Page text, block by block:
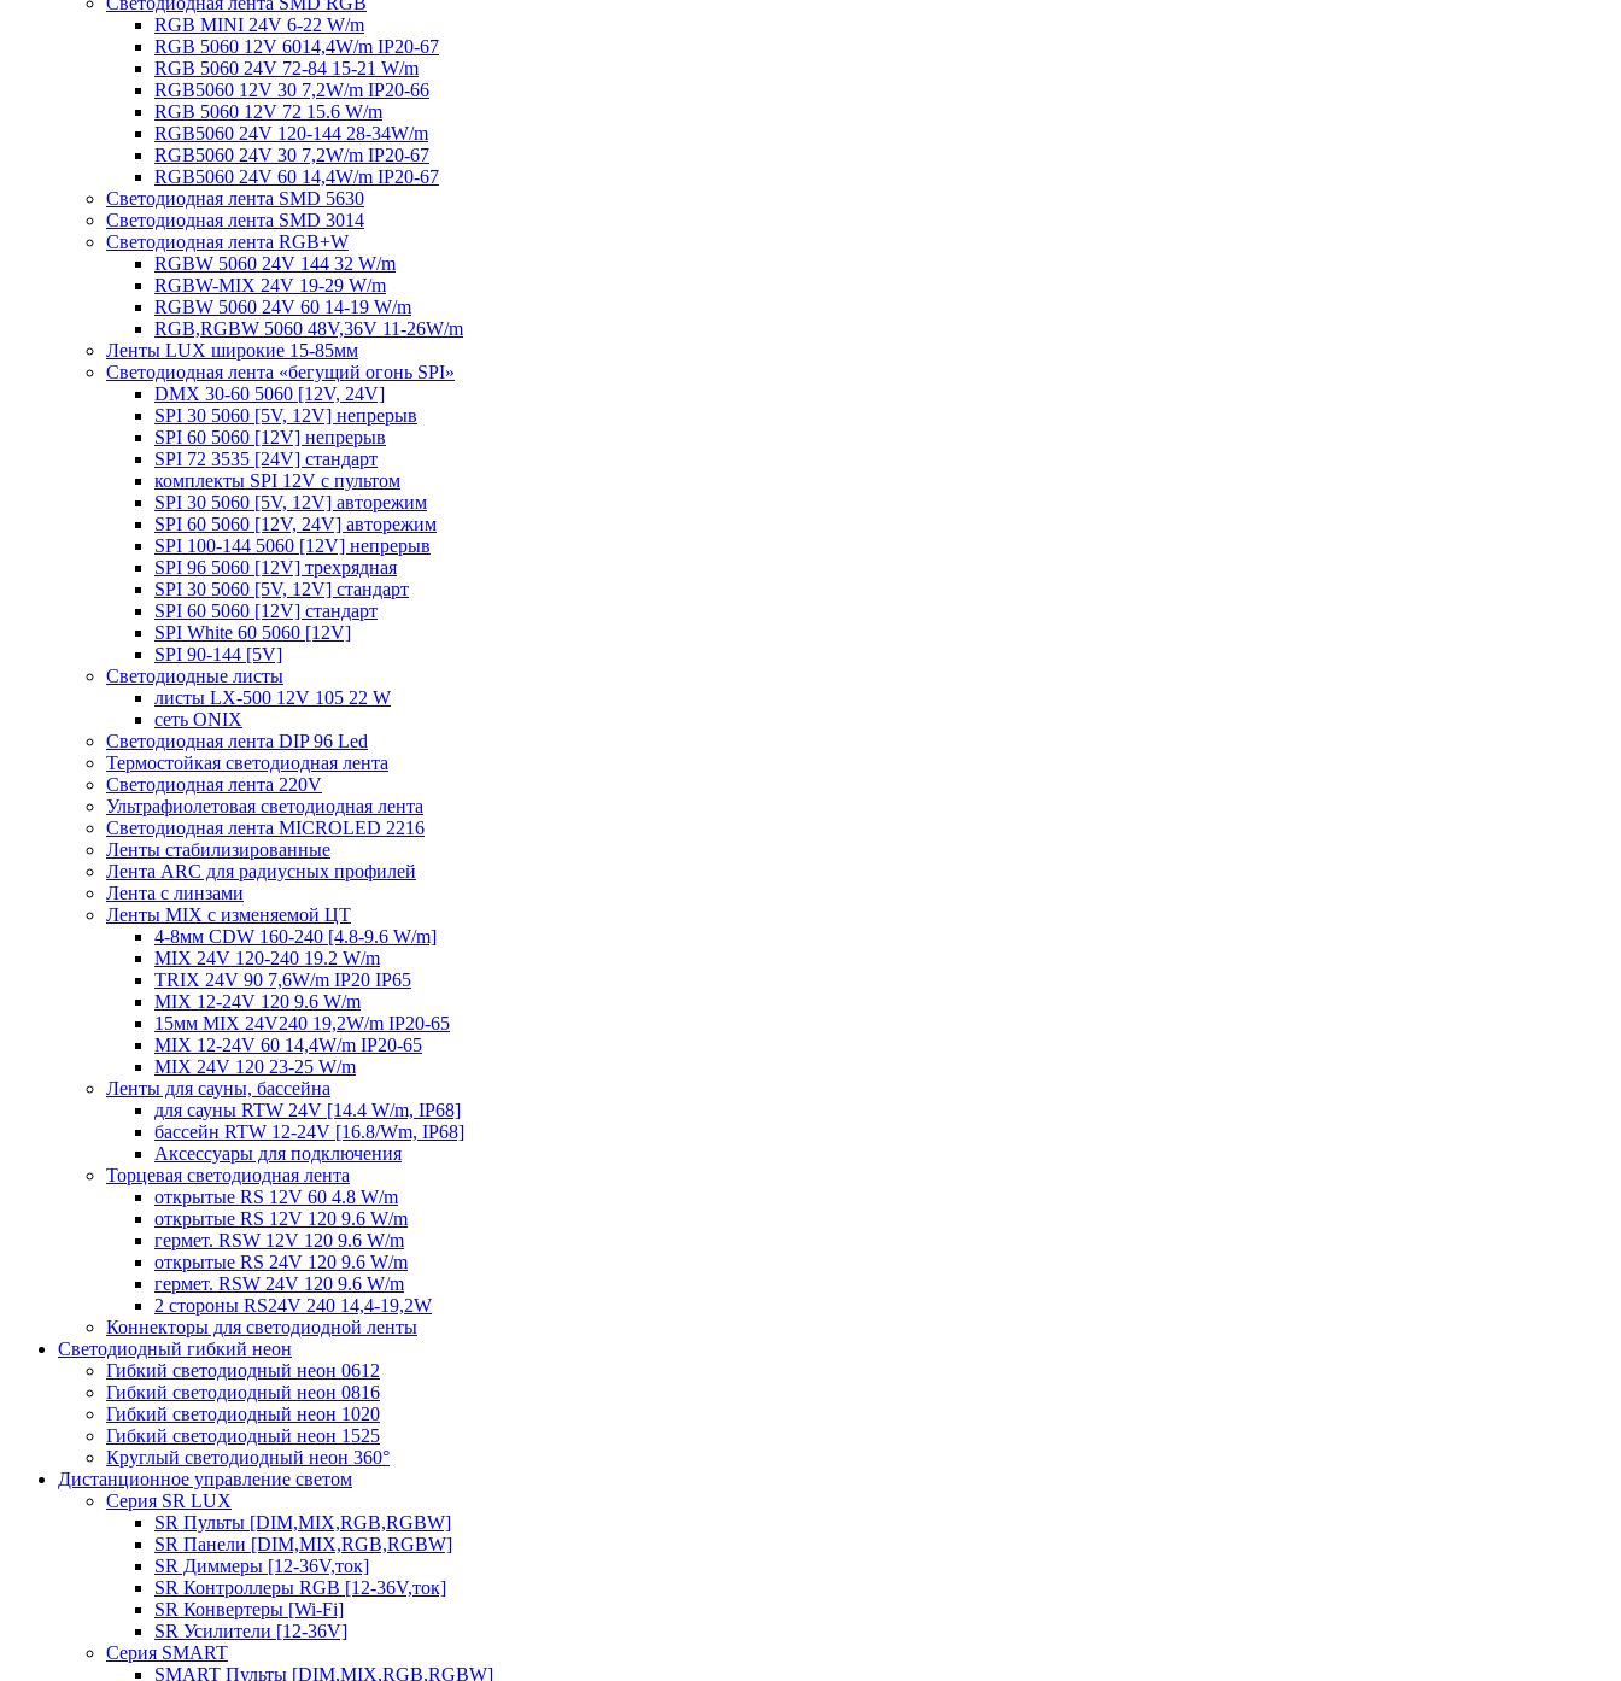
RGB MINI 24V 6-22 W/m
RGB 5060 12V 6014,4W/m IP20-67
RGB 5060 24V 72-84 15-21 W/m
RGB5060 12V 30 7,2W/m IP20-66
RGB 5060 12V 72 15.6 W/m
RGB5060 24V 120-144 28-34W/m
RGB5060 24V 30 7,2W/m IP20-67
RGB5060 24V 60 14,4W/m IP20-67
Светодиодная лента SMD 5630
Светодиодная лента SMD 3014
Светодиодная лента RGB+W
RGBW 5060 24V 144 32 W/m
RGBW-MIX 24V 19-29 W/m
RGBW 5060 24V 60 14-19 W/m
RGB,RGBW 5060 48V,36V 11-26W/m
Ленты LUX широкие 15-85мм
Светодиодная лента «бегущий огонь SPI»
DMX 30-60 5060 [12V, 24V]
SPI 30 5060 [5V, 12V] непрерыв
SPI 60 5060 [12V] непрерыв
SPI 72 3535 [24V] стандарт
комплекты SPI 12V с пультом
SPI 30 5060 [5V, 12V] авторежим
SPI 60 5060 [12V, 24V] авторежим
SPI 100-144 5060 [12V] непрерыв
SPI 96 5060 [12V] трехрядная
SPI 30 5060 [5V, 12V] стандарт
SPI 60 5060 [12V] стандарт
SPI White 60 5060 [12V]
SPI 90-144 [5V]
Светодиодные листы
листы LX-500 12V 105 22 W
сеть ONIX
Светодиодная лента DIP 96 Led
Термостойкая светодиодная лента
Светодиодная лента 220V
Ультрафиолетовая светодиодная лента
Светодиодная лента MICROLED 2216
Ленты стабилизированные
Лента ARC для радиусных профилей
Лента с линзами
Ленты MIX с изменяемой ЦТ
4-8мм CDW 160-240 [4.8-9.6 W/m]
MIX 24V 120-240 19.2 W/m
TRIX 24V 90 7,6W/m IP20 IP65
MIX 12-24V 120 9.6 W/m
15мм MIX 24V240 19,2W/m IP20-65
MIX 12-24V 60 14,4W/m IP20-65
MIX 24V 120 23-25 W/m
Ленты для сауны, бассейна
для сауны RTW 24V [14.4 W/m, IP68]
бассейн RTW 12-24V [16.8/Wm, IP68]
Аксессуары для подключения
Торцевая светодиодная лента
открытые RS 12V 60 4.8 W/m
открытые RS 12V 120 9.6 W/m
гермет. RSW 12V 120 9.6 W/m
открытые RS 24V 120 9.6 W/m
гермет. RSW 24V 120 9.6 W/m
2 стороны RS24V 240 14,4-19,2W
Коннекторы для светодиодной ленты
Светодиодный гибкий неон
Гибкий светодиодный неон 0612
Гибкий светодиодный неон 0816
Гибкий светодиодный неон 1020
Гибкий светодиодный неон 1525
Круглый светодиодный неон 360°
Дистанционное управление светом
Серия SR LUX
SR Пульты [DIM,MIX,RGB,RGBW]
SR Панели [DIM,MIX,RGB,RGBW]
SR Диммеры [12-36V,ток]
SR Контроллеры RGB [12-36V,ток]
SR Конвертеры [Wi-Fi]
SR Усилители [12-36V]
Серия SMART
SMART Пульты [DIM,MIX,RGB,RGBW]